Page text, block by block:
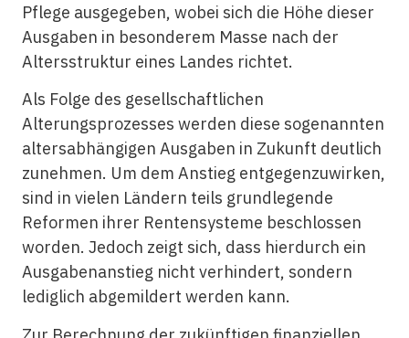
Pflege ausgegeben, wobei sich die Höhe dieser
Ausgaben in besonderem Masse nach der
Altersstruktur eines Landes richtet.
Als Folge des gesellschaftlichen
Alterungsprozesses werden diese sogenannten
altersabhängigen Ausgaben in Zukunft deutlich
zunehmen. Um dem Anstieg entgegenzuwirken,
sind in vielen Ländern teils grundlegende
Reformen ihrer Rentensysteme beschlossen
worden. Jedoch zeigt sich, dass hierdurch ein
Ausgabenanstieg nicht verhindert, sondern
lediglich abgemildert werden kann.